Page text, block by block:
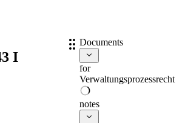
I
Documents
for
Verwaltungsprozessrecht
notes